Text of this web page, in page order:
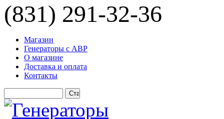
(831) 291-32-36
Магазин
Генераторы с АВР
О магазине
Доставка и оплата
Контакты